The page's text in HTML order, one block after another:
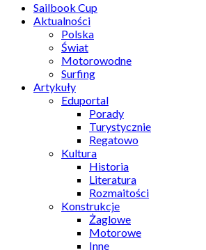
Sailbook Cup
Aktualności
Polska
Świat
Motorowodne
Surfing
Artykuły
Eduportal
Porady
Turystycznie
Regatowo
Kultura
Historia
Literatura
Rozmaitości
Konstrukcje
Żaglowe
Motorowe
Inne